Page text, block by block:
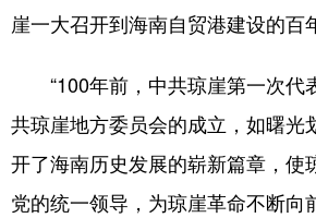
崖一大召开到海南自贸港建设的百
“100年前，中共琼崖第一次代
共琼崖地方委员会的成立，如曙光
开了海南历史发展的崭新篇章，使
党的统一领导，为琼崖革命不断向